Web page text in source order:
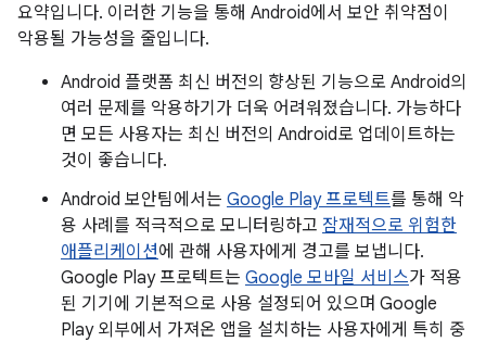
요약입니다. 이러한 기능을 통해 Android에서 보안 취약점이
악용될 가능성을 줄입니다.
Android 플랫폼 최신 버전의 향상된 기능으로 Android의
여러 문제를 악용하기가 더욱 어려워졌습니다. 가능하다
면 모든 사용자는 최신 버전의 Android로 업데이트하는
것이 좋습니다.
Android 보안팀에서는 Google Play 프로텍트를 통해 악
용 사례를 적극적으로 모니터링하고 잠재적으로 위험한
애플리케이션에 관해 사용자에게 경고를 보냅니다.
Google Play 프로텍트는 Google 모바일 서비스가 적용
된 기기에 기본적으로 사용 설정되어 있으며 Google
Play 외부에서 가져온 앱을 설치하는 사용자에게 특히 중